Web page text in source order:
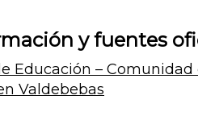
y fuentes
Educación – Comunidad
Valdebebas